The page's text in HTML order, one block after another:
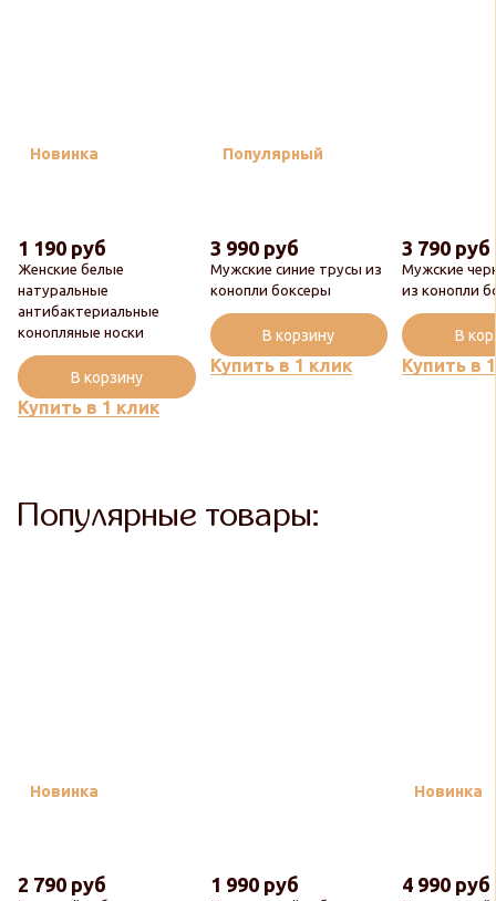
Новинка
Женские белые
натуральные
антибактериальные
конопляные носки
1 190 руб
Купить в 1 клик
В корзину
Популярный
Мужские синие трусы из
конопли боксеры
3 990 руб
Купить в 1 клик
В корзину
Мужские
из конопли
3 790 руб
Купить в
В
Популярные товары:
Новинка
2 790 руб 1 990 руб
Новинка
4 990 руб